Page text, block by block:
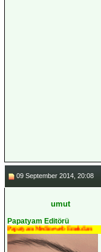
09 September 2014, 20:08
umut
Papatyam Editörü
Papatyam Medineweb Emekdarı